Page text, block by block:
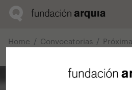
Home Convocatorias
Próxima